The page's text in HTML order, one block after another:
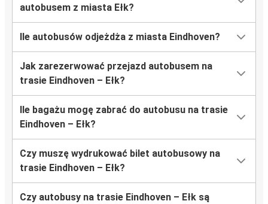
autobusem z miasta Ełk?
Ile autobusów odjeżdża z miasta Eindhoven?
Jak zarezerwować przejazd autobusem na
trasie Eindhoven – Ełk?
Ile bagażu mogę zabrać do autobusu na trasie
Eindhoven – Ełk?
Czy muszę wydrukować bilet autobusowy na
trasie Eindhoven – Ełk?
Czy autobusy na trasie Eindhoven – Ełk są